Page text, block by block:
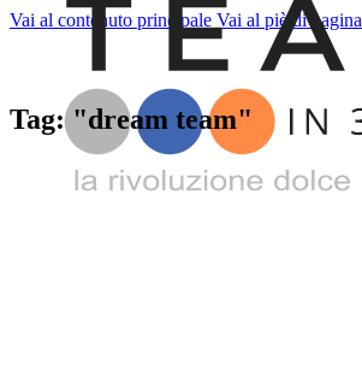
Vai al contenuto principale Vai al piè di pagina
Tag: "dream team"